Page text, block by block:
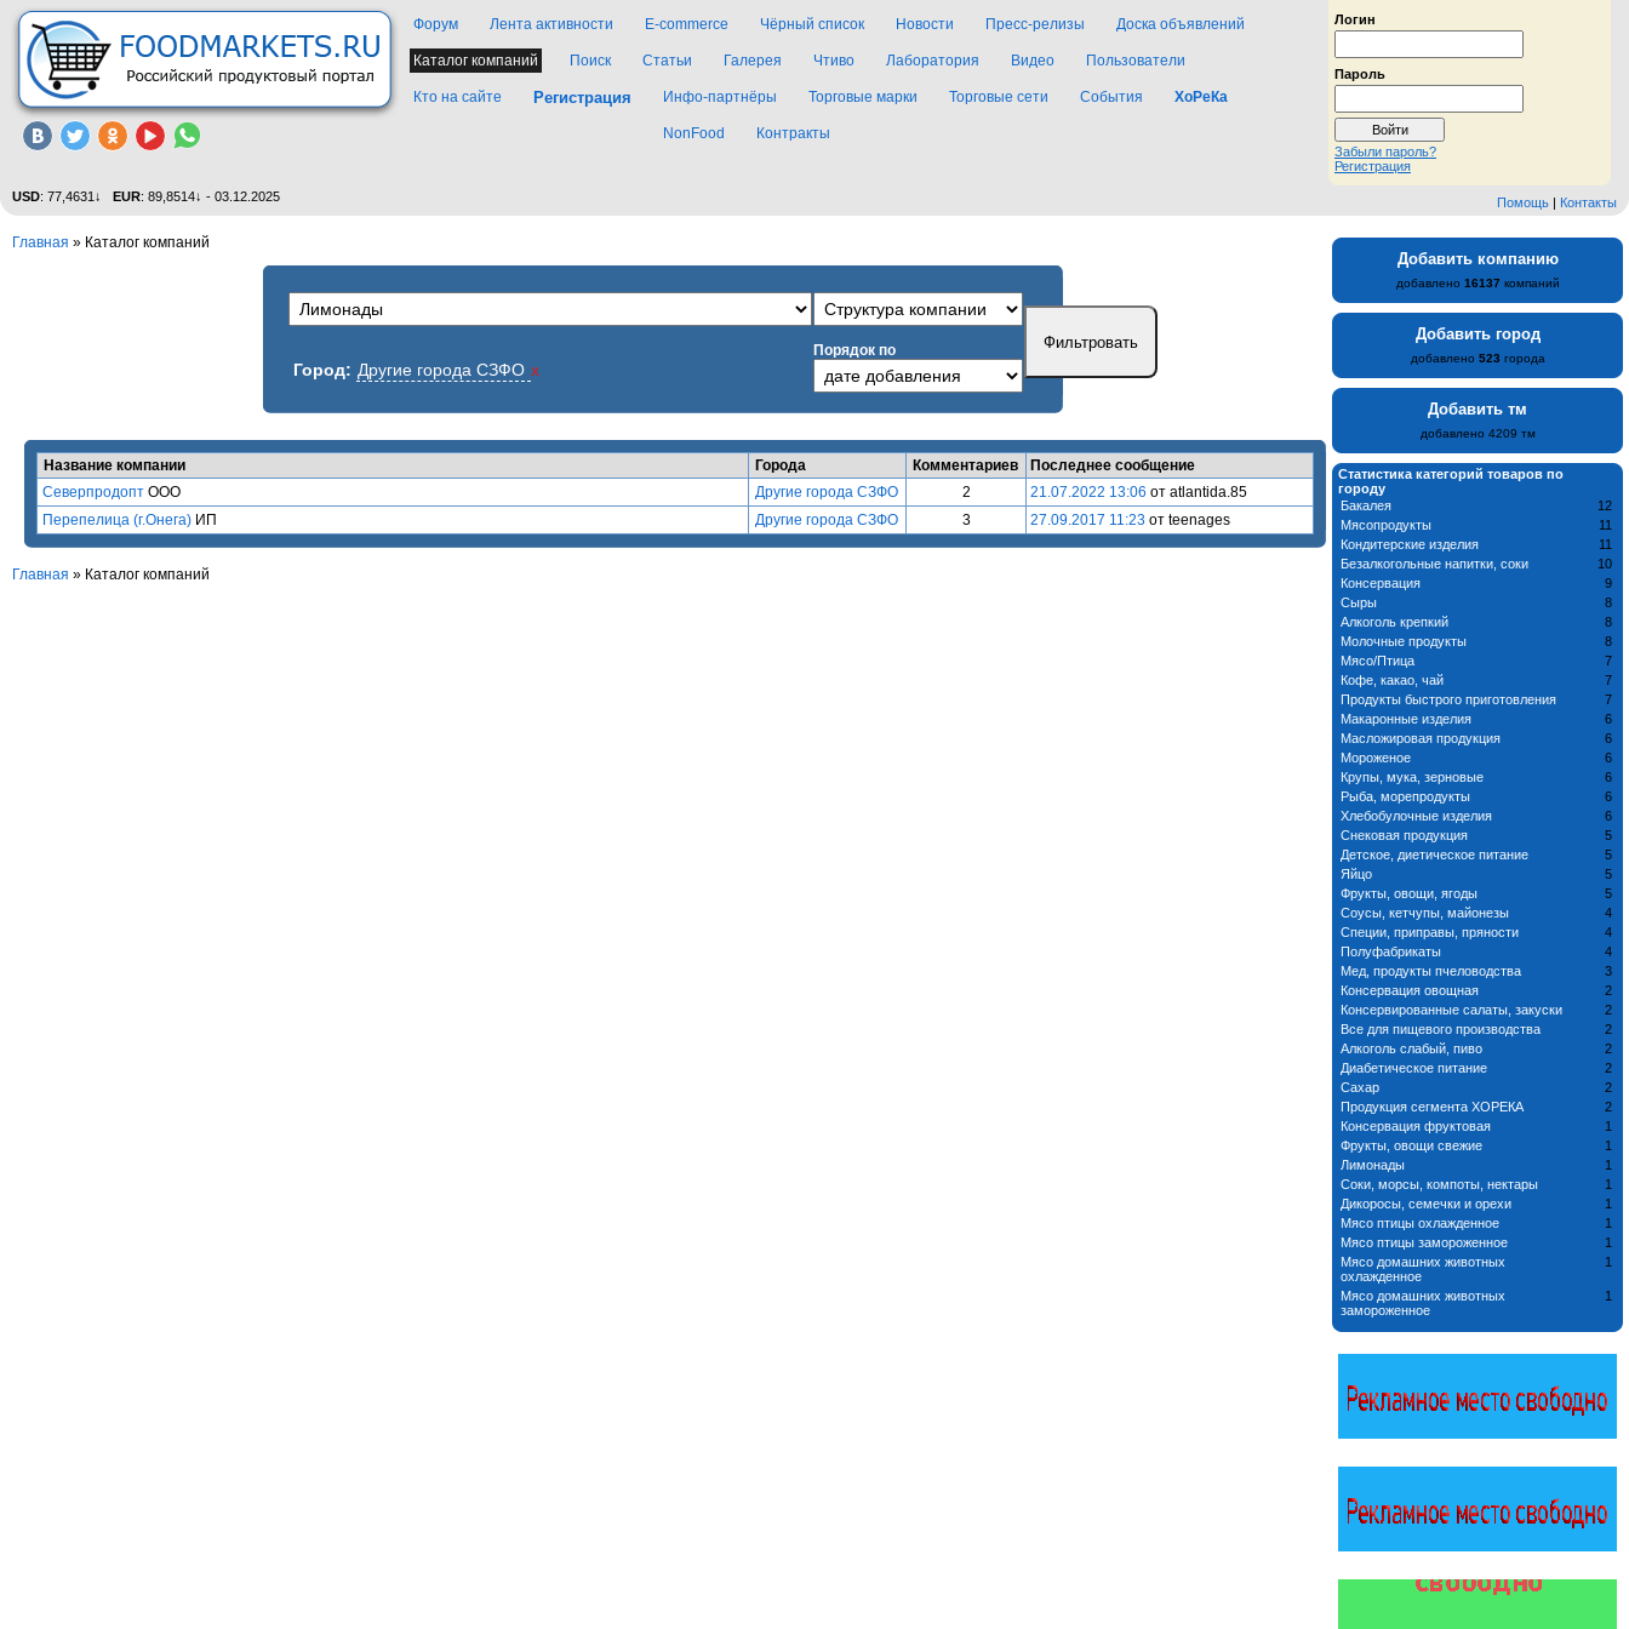
Логин
Пароль
Забыли пароль?
Регистрация
Форум Лента активности E-commerce Чёрный список Новости Пресс-релизы Доска объявлений
Каталог компаний Поиск Статьи Галерея Чтиво Лаборатория Видео Пользователи
Кто на сайте Регистрация Инфо-партнёры Торговые марки Торговые сети События ХоРеКа
NonFood Контракты
Помощь | Контакты
USD: 77,4631↓ EUR: 89,8514↓ - 03.12.2025
Главная » Каталог компаний
Город: Другие города СЗФО x
Порядок по
Название компании Города Комментариев
Последнее сообщение
Северпродопт ООО Другие города СЗФО 2 21.07.2022 13:06 от atlantida.85
Перепелица (г.Онега) ИП Другие города СЗФО 3 27.09.2017 11:23 от teenages
Главная » Каталог компаний
Добавить компанию
добавлено 16137 компаний
Добавить город
добавлено 523 города
Добавить тм
добавлено 4209 тм
Статистика категорий товаров по
городу
Бакалея
12
Мясопродукты
11
Кондитерские изделия
11
Безалкогольные напитки, соки
10
Консервация
9
Сыры
8
Алкоголь крепкий
8
Молочные продукты
8
Мясо/Птица
7
Кофе, какао, чай
7
Продукты быстрого приготовления
7
Макаронные изделия
6
Масложировая продукция
6
Мороженое
6
Крупы, мука, зерновые
6
Рыба, морепродукты
6
Хлебобулочные изделия
6
Снековая продукция
5
Детское, диетическое питание
5
Яйцо
5
Фрукты, овощи, ягоды
5
Соусы, кетчупы, майонезы
4
Специи, приправы, пряности
4
Полуфабрикаты
4
Мед, продукты пчеловодства
3
Консервация овощная
2
Консервированные салаты, закуски
2
Все для пищевого производства
2
Алкоголь слабый, пиво
2
Диабетическое питание
2
Сахар
2
Продукция сегмента ХОРЕКА
2
Консервация фруктовая
1
Фрукты, овощи свежие
1
Лимонады
1
Соки, морсы, компоты, нектары
1
Дикоросы, семечки и орехи
1
Мясо птицы охлажденное
1
Мясо птицы замороженное
1
Мясо домашних животных
охлажденное
1
Мясо домашних животных
замороженное
1